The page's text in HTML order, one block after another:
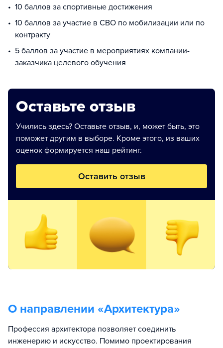
10 баллов за спортивные достижения
10 баллов за участие в СВО по мобилизации или по
контракту
5 баллов за участие в мероприятиях компании-
заказчика целевого обучения
Оставьте отзыв
Учились здесь? Оставьте отзыв, и, может быть, это
поможет другим в выборе. Кроме этого, из ваших
оценок формируется наш рейтинг.
Оставить отзыв
О направлении «Архитектура»
Профессия архитектора позволяет соединить
инженерию и искусство. Помимо проектирования